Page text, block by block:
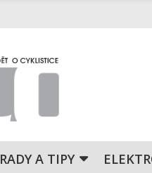
RADY A TIPY